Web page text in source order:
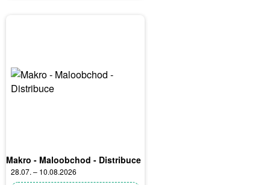
Makro - Maloobchod - Distribuce
28.07. – 10.08.2026